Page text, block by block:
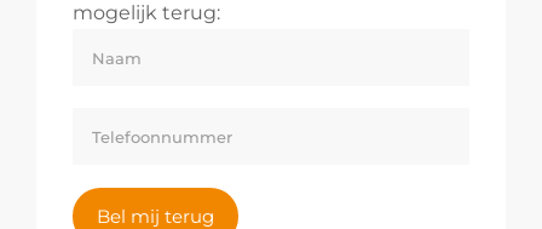
mogelijk terug:
Bel mij terug